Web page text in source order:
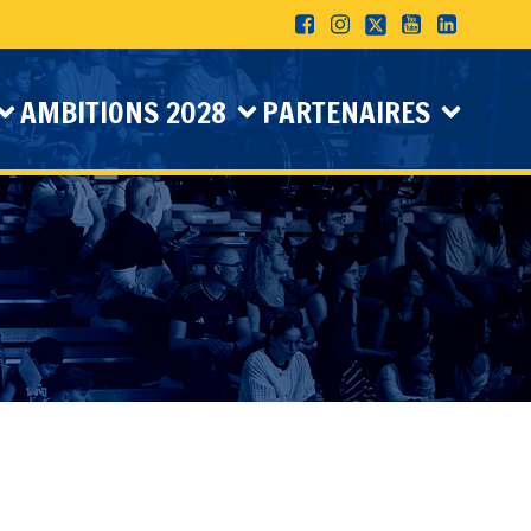
AMBITIONS 2028 PARTENAIRES